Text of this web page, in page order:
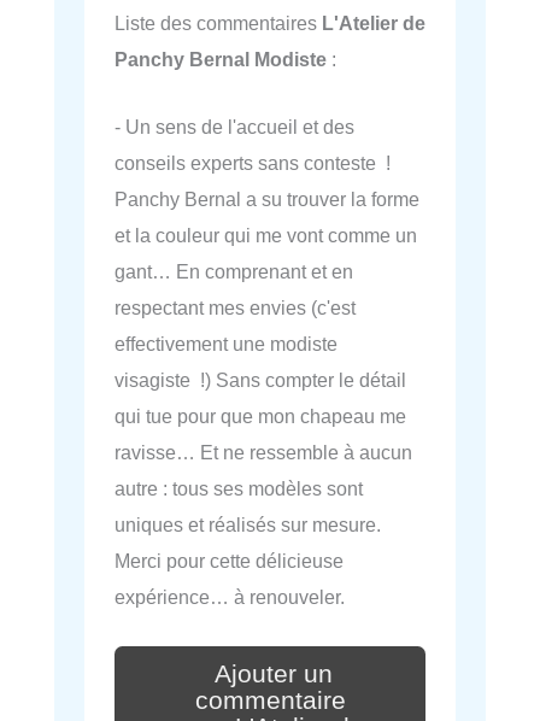
Liste des commentaires L'Atelier de
Panchy Bernal Modiste :
- Un sens de l'accueil et des
conseils experts sans conteste !
Panchy Bernal a su trouver la forme
et la couleur qui me vont comme un
gant… En comprenant et en
respectant mes envies (c'est
effectivement une modiste
visagiste !) Sans compter le détail
qui tue pour que mon chapeau me
ravisse… Et ne ressemble à aucun
autre : tous ses modèles sont
uniques et réalisés sur mesure.
Merci pour cette délicieuse
expérience… à renouveler.
Ajouter un
commentaire